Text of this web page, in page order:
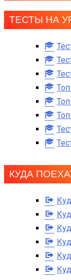
ТЕСТЫ НА
КУДА